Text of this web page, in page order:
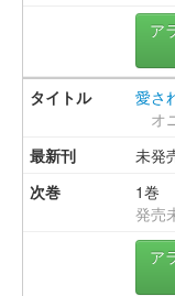
ア
愛さ
オ
未発
1巻
発売
ア